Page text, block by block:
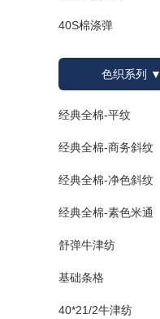
40S棉涤弹
色织系列 ▼
经典全棉-平纹
经典全棉-商务斜纹
经典全棉-净色斜纹
经典全棉-素色米通
舒弹牛津纺
基础条格
40*21/2牛津纺